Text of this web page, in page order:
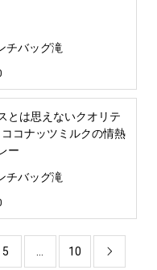
チバッグ滝
とは思えないクオリテ
ココナッツミルクの情熱
ー
チバッグ滝
5 10 